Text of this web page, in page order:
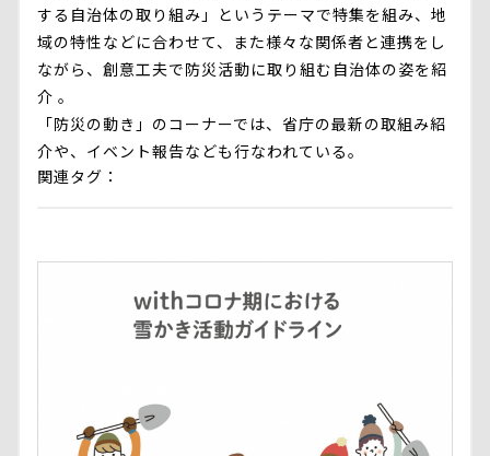
する自治体の取り組み」というテーマで特集を組み、地
域の特性などに合わせて、また様々な関係者と連携をし
ながら、創意工夫で防災活動に取り組む自治体の姿を紹
介 。
「防災の動き」のコーナーでは、省庁の最新の取組み紹
介や、イベント報告なども行なわれている。
関連タグ